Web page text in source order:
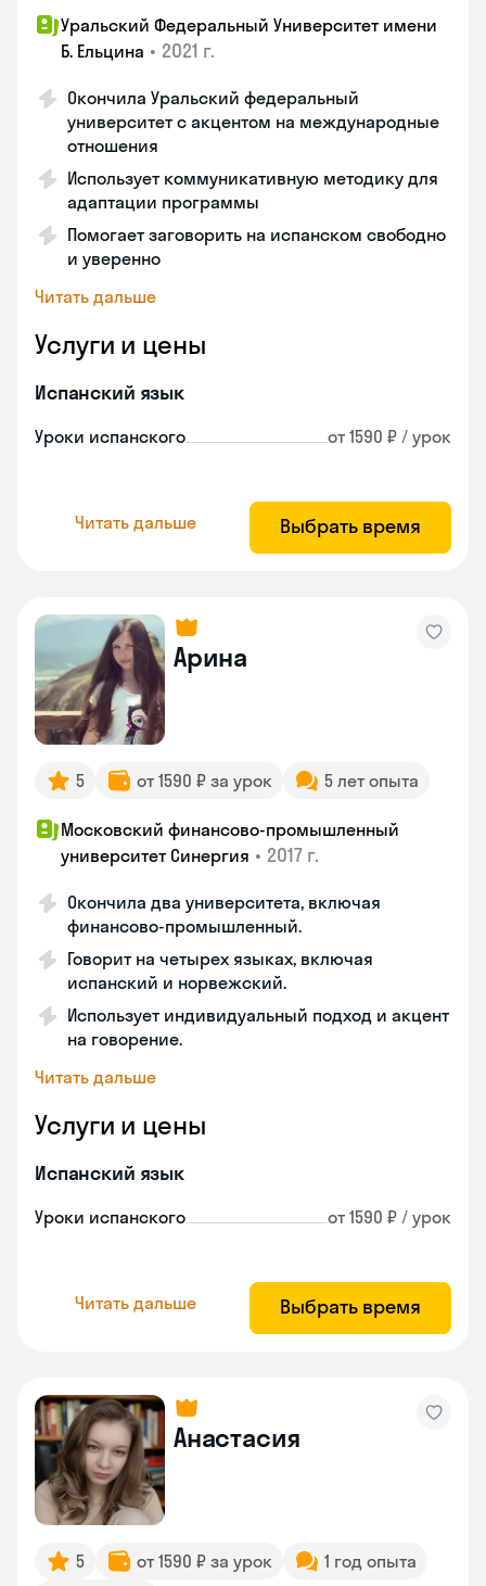
Уральский Федеральный Университет имени
Б. Ельцина • 2021 г.
Окончила Уральский федеральный
университет с акцентом на международные
отношения
Использует коммуникативную методику для
адаптации программы
Помогает заговорить на испанском свободно
и уверенно
Читать дальше
Услуги и цены
Испанский язык
Уроки испанского от 1590 ₽ / урок
Читать дальше Выбрать время
Арина
5 от 1590 ₽ за урок 5 лет опыта
Московский финансово-промышленный
университет Синергия • 2017 г.
Окончила два университета, включая
финансово-промышленный.
Говорит на четырех языках, включая
испанский и норвежский.
Использует индивидуальный подход и акцент
на говорение.
Читать дальше
Услуги и цены
Испанский язык
Уроки испанского от 1590 ₽ / урок
Читать дальше Выбрать время
Анастасия
5 от 1590 ₽ за урок
1 год опыта